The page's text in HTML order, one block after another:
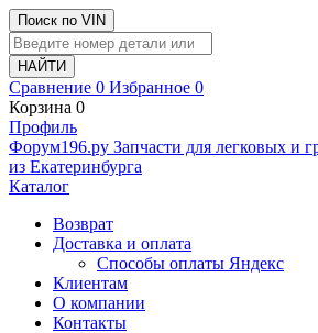
Поиск по VIN
Сравнение 0 Избранное 0
Корзина 0
Профиль
Фoрум196.ру Запчасти для легковых и
из Екатеринбурга
Каталог
Возврат
Доставка и оплата
Способы оплаты Яндекс
Клиентам
О компании
Контакты